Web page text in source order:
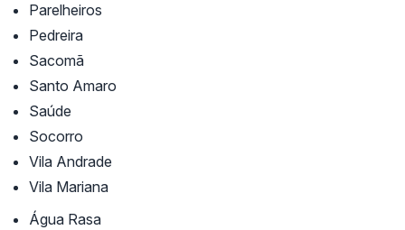
Parelheiros
Pedreira
Sacomã
Santo Amaro
Saúde
Socorro
Vila Andrade
Vila Mariana
Água Rasa